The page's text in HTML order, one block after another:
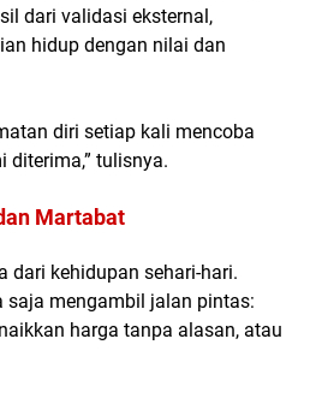
dari validasi eksternal,
hidup dengan nilai dan
diri setiap kali mencoba
diterima,” tulisnya.
Martabat
dari kehidupan sehari-hari.
saja mengambil jalan pintas:
harga tanpa alasan, atau